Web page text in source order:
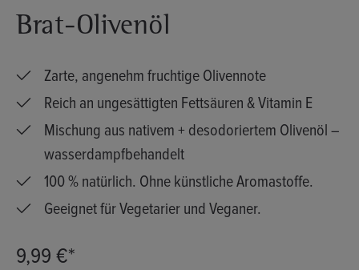
Brat-Olivenöl
Zarte, angenehm fruchtige Olivennote
Reich an ungesättigten Fettsäuren & Vitamin E
Mischung aus nativem + desodoriertem Olivenöl –
wasserdampfbehandelt
100 % natürlich. Ohne künstliche Aromastoffe.
Geeignet für Vegetarier und Veganer.
9,99 €*